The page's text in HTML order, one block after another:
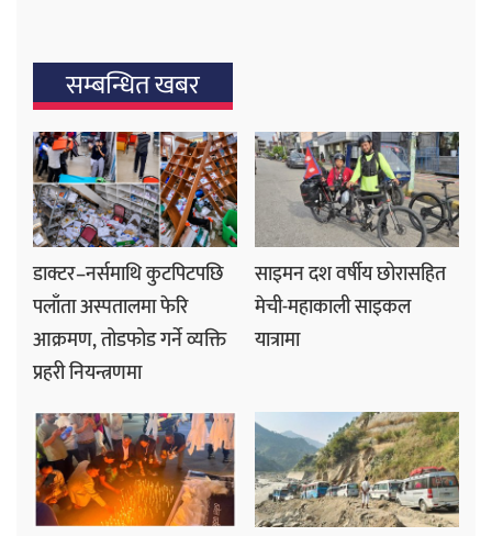
सम्बन्धित खबर
डाक्टर–नर्समाथि कुटपिटपछि
पलाँता अस्पतालमा फेरि
आक्रमण, तोडफोड गर्ने व्यक्ति
प्रहरी नियन्त्रणमा
साइमन दश वर्षीय छोरासहित
मेची-महाकाली साइकल
यात्रामा